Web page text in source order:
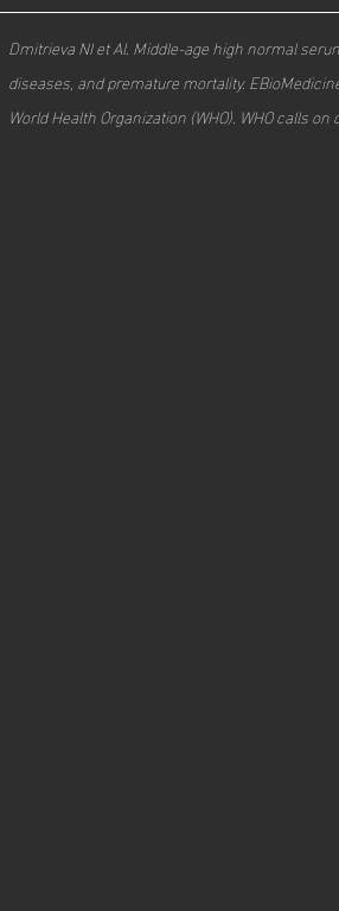
Dmitrieva NI et Al. Middle-age high normal
diseases, and premature mortality.
World Health Organization (WHO). WHO calls